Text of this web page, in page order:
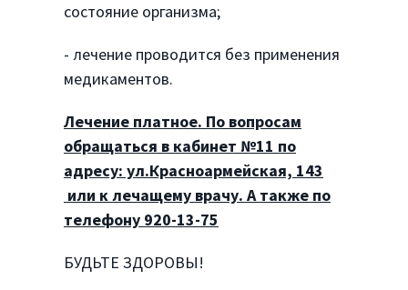
состояние организма;
- лечение проводится без применения
медикаментов.
Лечение платное. По вопросам
обращаться в кабинет №11 по
адресу: ул.Красноармейская, 143
или к лечащему врачу. А также по
телефону 920-13-75
БУДЬТЕ ЗДОРОВЫ!